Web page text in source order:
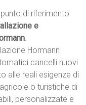
di riferimento
e
.
Hormann
cancelli nuovi
alle reali esigenze di
o turistiche di
personalizzate e